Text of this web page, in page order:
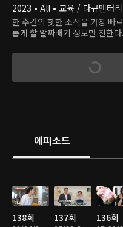
2023 • All • 교육 / 다큐멘터리
한 주간의 핫한 소식을 가장 빠
롭게 할 알짜배기 정보만 전한다.
에피소드
138회 137회 136회